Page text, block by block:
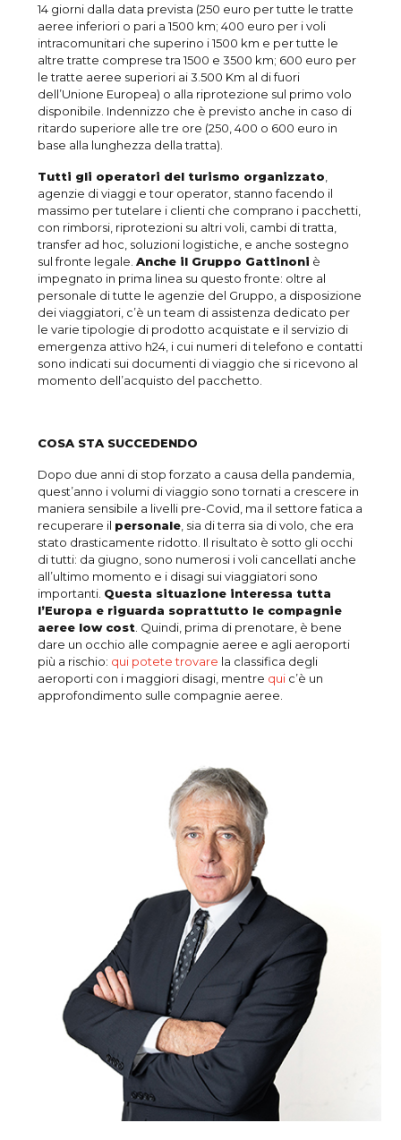
14 giorni dalla data prevista (250 euro per tutte le tratte
aeree inferiori o pari a 1500 km; 400 euro per i voli
intracomunitari che superino i 1500 km e per tutte le
altre tratte comprese tra 1500 e 3500 km; 600 euro per
le tratte aeree superiori ai 3.500 Km al di fuori
dell’Unione Europea) o alla riprotezione sul primo volo
disponibile. Indennizzo che è previsto anche in caso di
ritardo superiore alle tre ore (250, 400 o 600 euro in
base alla lunghezza della tratta).
Tutti gli operatori del turismo organizzato
agenzie di viaggi e tour operator, stanno facendo il
massimo per tutelare i clienti che comprano i pacchetti,
con rimborsi, riprotezioni su altri voli, cambi di tratta,
transfer ad hoc, soluzioni logistiche, e anche sostegno
sul fronte legale.Anche il Gruppo Gattinoni è
impegnato in prima linea su questo fronte: oltre al
personale di tutte le agenzie del Gruppo, a disposizione
dei viaggiatori, c’è un team di assistenza dedicato per
le varie tipologie di prodotto acquistate e il servizio di
emergenza attivo h24, i cui numeri di telefono e contatti
sono indicati sui documenti di viaggio che si ricevono al
momento dell’acquisto del pacchetto.
COSA STA SUCCEDENDO
Dopo due anni di stop forzato a causa della pandemia,
quest’anno i volumi di viaggio sono tornati a crescere in
maniera sensibile a livelli pre-Covid, ma il settore fatica a
recuperare il personale , sia di terra sia di volo, che era
stato drasticamente ridotto. Il risultato è sotto gli occhi
di tutti: da giugno, sono numerosi i voli cancellati anche
all’ultimo momento e i disagi sui viaggiatori sono
importanti. Questa situazione interessa tutta
l’Europa e riguarda soprattutto le compagnie
aeree low cost . Quindi, prima di prenotare, è bene
dare un occhio alle compagnie aeree e agli aeroporti
più a rischio: qui potete trovare la classifica degli
aeroporti con i maggiori disagi, mentre qui c’è un
approfondimento sulle compagnie aeree.